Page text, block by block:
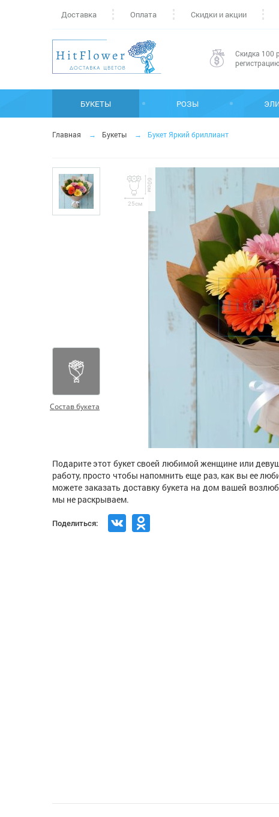
Доставка Оплата Скидки и акции
Скидка 100
БУКЕТЫ РОЗЫ
Главная Букеты Букет Яркий бриллиант
Состав букета
25см
60см
Подарите этот букет своей любимой женщине или
работу, просто чтобы напомнить еще раз, как вы ее
можете заказать доставку букета на дом вашей
мы не раскрываем.
Поделиться: